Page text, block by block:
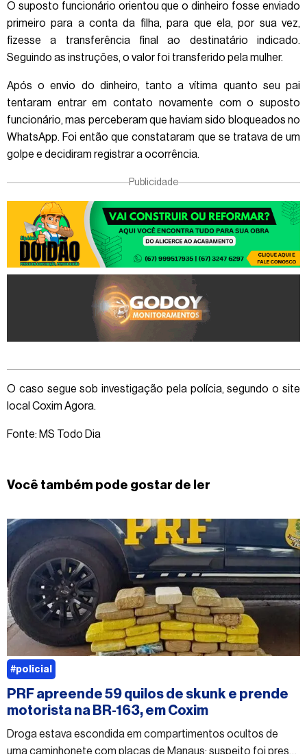
O suposto funcionário orientou que o dinheiro fosse enviado
primeiro para a conta da filha, para que ela, por sua vez,
fizesse a transferência final ao destinatário indicado.
Seguindo as instruções, o valor foi transferido pela mulher.
Após o envio do dinheiro, tanto a vítima quanto seu pai
tentaram entrar em contato novamente com o suposto
funcionário, mas perceberam que haviam sido bloqueados no
WhatsApp. Foi então que constataram que se tratava de um
golpe e decidiram registrar a ocorrência.
Publicidade
O caso segue sob investigação pela polícia, segundo o site
local Coxim Agora.
Fonte: MS Todo Dia
Você também pode gostar de ler
PRF apreende 59 quilos de skunk e prende
motorista na BR-163, em Coxim
Droga estava escondida em compartimentos ocultos de
uma caminhonete com placas de Manaus; suspeito foi preso
#policial